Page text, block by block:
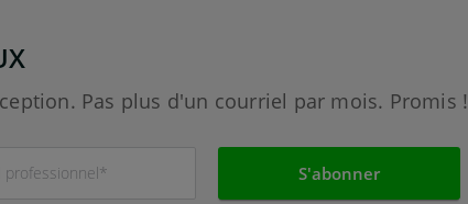
Pas plus d'un courriel par mois. Promis !